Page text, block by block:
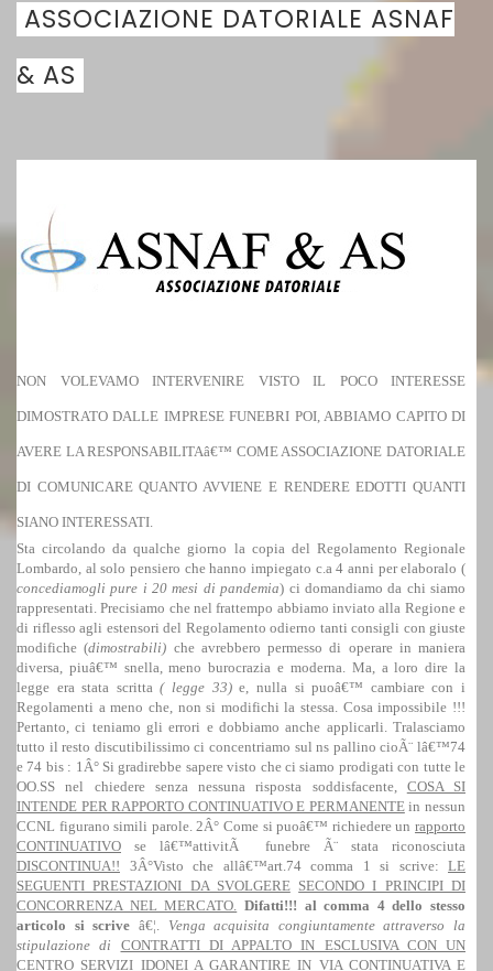
ASSOCIAZIONE DATORIALE ASNAF
& AS
NON VOLEVAMO INTERVENIRE VISTO IL POCO INTERESSE
DIMOSTRATO DALLE IMPRESE FUNEBRI POI, ABBIAMO CAPITO DI
AVERE LA RESPONSABILITAâ€™ COME ASSOCIAZIONE DATORIALE
DI COMUNICARE QUANTO AVVIENE E RENDERE EDOTTI QUANTI
SIANO INTERESSATI.
Sta circolando da qualche giorno la copia del Regolamento Regionale
Lombardo, al solo pensiero che hanno impiegato c.a 4 anni per elaboralo (
concediamogli pure i 20 mesi di pandemia) ci domandiamo da chi siamo
rappresentati. Precisiamo che nel frattempo abbiamo inviato alla Regione e
di riflesso agli estensori del Regolamento odierno tanti consigli con giuste
modifiche (dimostrabili) che avrebbero permesso di operare in maniera
diversa, piuâ€™ snella, meno burocrazia e moderna. Ma, a loro dire la
legge era stata scritta( legge 33)e, nulla si puoâ€™ cambiare con i
Regolamenti a meno che, non si modifichi la stessa. Cosa impossibile !!!
Pertanto, ci teniamo gli errori e dobbiamo anche applicarli. Tralasciamo
tutto il resto discutibilissimo ci concentriamo sul ns pallino cioÃ¨ lâ€™74
e 74 bis : 1Â°Si gradirebbe sapere visto che ci siamo prodigati con tutte le
OO.SS nel chiedere senza nessuna risposta soddisfacente, COSA SI
INTENDE PER RAPPORTO CONTINUATIVO E PERMANENTEin nessun
CCNL figurano simili parole. 2Â° Come si puoâ€™ richiedere unrapporto
CONTINUATIVO se lâ€™attivitÃ funebre Ã¨ stata riconosciuta
DISCONTINUA!!
3Â°Visto che allâ€™art.74 comma 1 si scrive: LE
SEGUENTI PRESTAZIONI DA SVOLGERE SECONDO I PRINCIPI DI
CONCORRENZA NEL MERCATO.
Difatti!!! al comma 4 dello stesso
articolo si scrive â€¦. Venga acquisita congiuntamente attraverso la
stipulazione di CONTRATTI DI APPALTO IN ESCLUSIVA CON UN
CENTRO SERVIZI IDONEI A GARANTIRE IN VIA CONTINUATIVA E